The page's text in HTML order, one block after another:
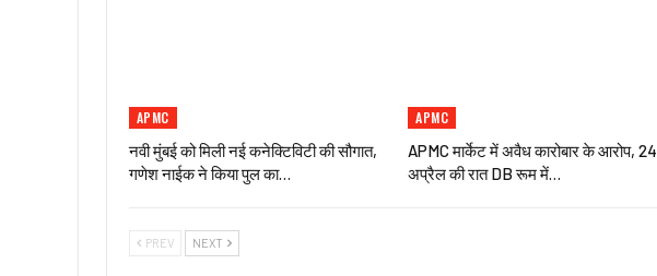
APMC
नवी मुंबई को मिली नई कनेक्टिविटी की सौगात,
गणेश नाईक ने किया पुल का…
APMC
APMC मार्केट में अवैध कारोबार के आरोप, 24
अप्रैल की रात DB रूम में…
PREV NEXT